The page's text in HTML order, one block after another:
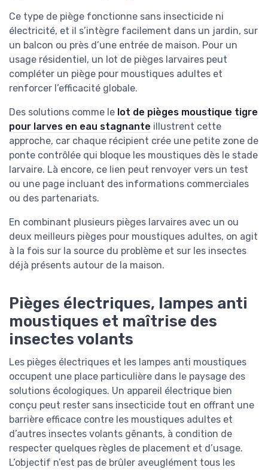
Ce type de piège fonctionne sans insecticide ni
électricité, et il s’intègre facilement dans un jardin, sur
un balcon ou près d’une entrée de maison. Pour un
usage résidentiel, un lot de pièges larvaires peut
compléter un piège pour moustiques adultes et
renforcer l’efficacité globale.
Des solutions comme le lot de pièges moustique tigre
pour larves en eau stagnante illustrent cette
approche, car chaque récipient crée une petite zone de
ponte contrôlée qui bloque les moustiques dès le stade
larvaire. Là encore, ce lien peut renvoyer vers un test
ou une page incluant des informations commerciales
ou des partenariats.
En combinant plusieurs pièges larvaires avec un ou
deux meilleurs pièges pour moustiques adultes, on agit
à la fois sur la source du problème et sur les insectes
déjà présents autour de la maison.
Pièges électriques, lampes anti
moustiques et maîtrise des
insectes volants
Les pièges électriques et les lampes anti moustiques
occupent une place particulière dans le paysage des
solutions écologiques. Un appareil électrique bien
conçu peut rester sans insecticide tout en offrant une
barrière efficace contre les moustiques adultes et
d’autres insectes volants gênants, à condition de
respecter quelques règles de placement et d’usage.
L’objectif n’est pas de brûler aveuglément tous les